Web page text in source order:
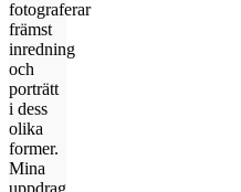
fotograferar
främst
inredning
och
porträtt
i dess
olika
former.
Mina